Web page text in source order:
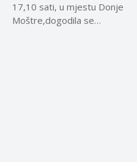
17,10 sati, u mjestu Donje
Moštre,dogodila se